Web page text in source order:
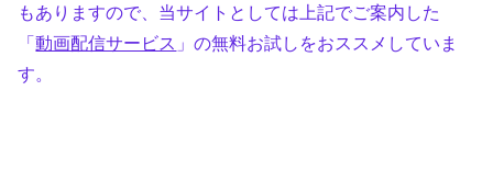
もありますので、当サイトとしては上記でご案内した
「動画配信サービス 」の無料お試しをおススメしていま
す。